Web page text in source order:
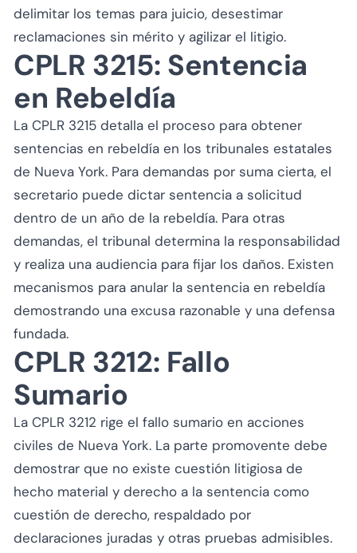
delimitar los temas para juicio, desestimar
reclamaciones sin mérito y agilizar el litigio.
CPLR 3215: Sentencia
en Rebeldía
La CPLR 3215 detalla el proceso para obtener
sentencias en rebeldía en los tribunales estatales
de Nueva York. Para demandas por suma cierta, el
secretario puede dictar sentencia a solicitud
dentro de un año de la rebeldía. Para otras
demandas, el tribunal determina la responsabilidad
y realiza una audiencia para fijar los daños. Existen
mecanismos para anular la sentencia en rebeldía
demostrando una excusa razonable y una defensa
fundada.
CPLR 3212: Fallo
Sumario
La CPLR 3212 rige el fallo sumario en acciones
civiles de Nueva York. La parte promovente debe
demostrar que no existe cuestión litigiosa de
hecho material y derecho a la sentencia como
cuestión de derecho, respaldado por
declaraciones juradas y otras pruebas admisibles.